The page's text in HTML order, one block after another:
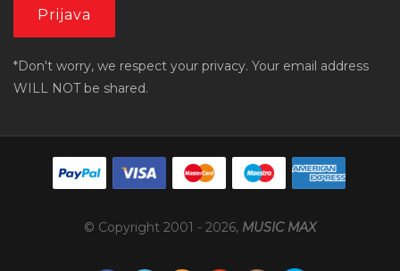
*Don't worry, we respect your privacy. Your email address
WILL NOT be shared.
© Copyright 2001 - 2026, MUSIC MAX